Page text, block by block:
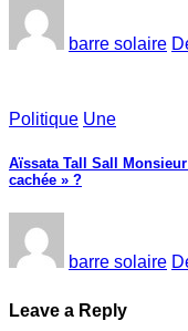
barre solaire
Politique Une
Aïssata Tall Sall
cachée » ?
barre solaire
Leave a Reply